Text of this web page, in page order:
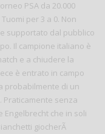
PSA da 20.000
per 3 a 0. Non
supportato dal pubblico
Il campione italiano è
e a chiudere la
è entrato in campo
probabilmente di un
senza
Engelbrecht che in soli
giocherÃ